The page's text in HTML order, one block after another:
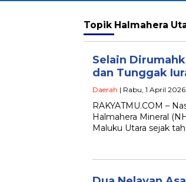
Topik Halmahera
Selain
dan Tunggak
Daerah | Rabu, 1 April
RAKYATMU.COM –
Halmahera Mineral
Maluku Utara sejak